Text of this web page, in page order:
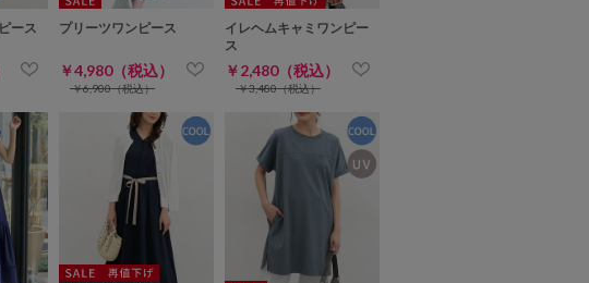
ース プリーツワンピース
￥4,980（税込）
￥6,900（税込）
イレヘムキャミワンピー
ス
￥2,480（税込）
￥3,480（税込）